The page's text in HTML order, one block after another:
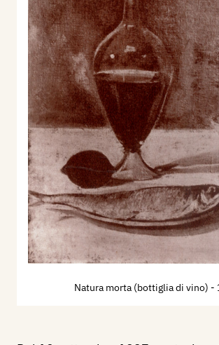
Natura morta (bottiglia di vino) -